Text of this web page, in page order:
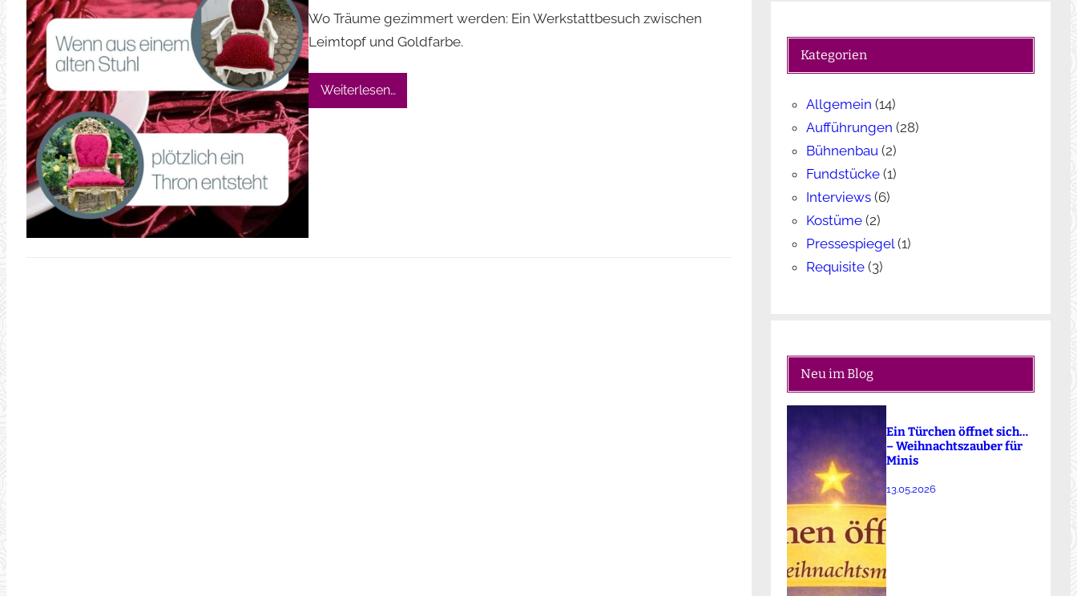
Wo Träume gezimmert werden: Ein Werkstattbesuch zwischen
Leimtopf und Goldfarbe.
Weiterlesen…
n
Kategorien
Allgemein (14)
Aufführungen (28)
Bühnenbau (2)
Fundstücke (1)
Interviews (6)
Kostüme (2)
Pressespiegel (1)
Requisite (3)
Neu im Blog
Ein Türchen öffnet sich…
– Weihnachtszauber für
Minis
13.05.2026